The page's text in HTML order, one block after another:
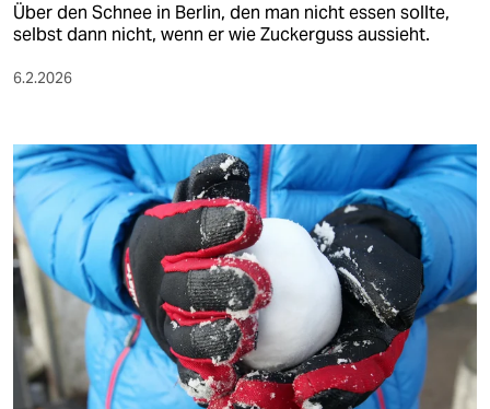
Über den Schnee in Berlin, den man nicht essen sollte,
selbst dann nicht, wenn er wie Zuckerguss aussieht.
6.2.2026